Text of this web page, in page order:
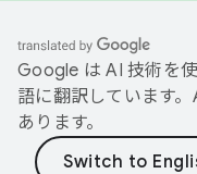
Google は AI 技術を
語に翻訳しています
あります。